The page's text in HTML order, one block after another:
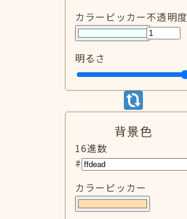
カラーピッカー不透明度
明るさ
背景色
16進数
#
カラーピッカー